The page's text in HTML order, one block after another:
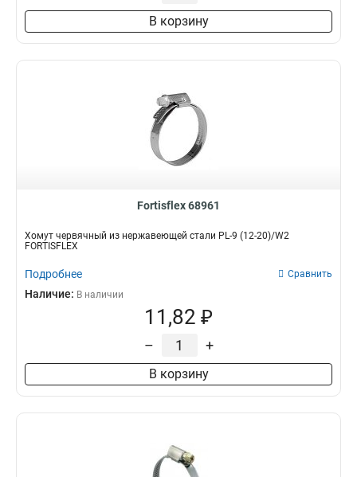
В корзину
Fortisflex 68961
Хомут червячный из нержавеющей стали PL-9 (12-20)/W2
FORTISFLEX
Подробнее Сравнить
Наличие: В наличии
11,82 ₽
– +
В корзину